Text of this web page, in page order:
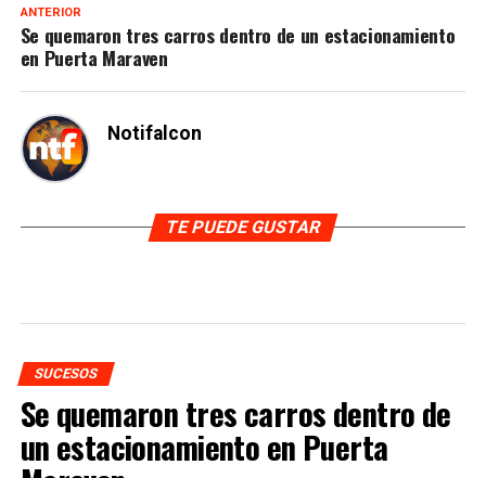
ANTERIOR
Se quemaron tres carros dentro de un estacionamiento
en Puerta Maraven
Notifalcon
TE PUEDE GUSTAR
SUCESOS
Se quemaron tres carros dentro de
un estacionamiento en Puerta